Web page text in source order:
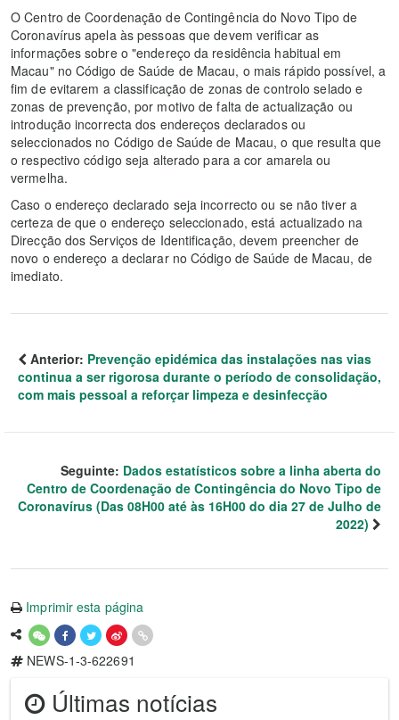
O Centro de Coordenação de Contingência do Novo Tipo de
Coronavírus apela às pessoas que devem verificar as
informações sobre o "endereço da residência habitual em
Macau" no Código de Saúde de Macau, o mais rápido possível, a
fim de evitarem a classificação de zonas de controlo selado e
zonas de prevenção, por motivo de falta de actualização ou
introdução incorrecta dos endereços declarados ou
seleccionados no Código de Saúde de Macau, o que resulta que
o respectivo código seja alterado para a cor amarela ou
vermelha.
Caso o endereço declarado seja incorrecto ou se não tiver a
certeza de que o endereço seleccionado, está actualizado na
Direcção dos Serviços de Identificação, devem preencher de
novo o endereço a declarar no Código de Saúde de Macau, de
imediato.
Anterior: Prevenção epidémica das instalações nas vias
continua a ser rigorosa durante o período de consolidação,
com mais pessoal a reforçar limpeza e desinfecção
Seguinte: Dados estatísticos sobre a linha aberta do
Centro de Coordenação de Contingência do Novo Tipo de
Coronavírus (Das 08H00 até às 16H00 do dia 27 de Julho de
2022)
Imprimir esta página
NEWS-1-3-622691
Últimas notícias